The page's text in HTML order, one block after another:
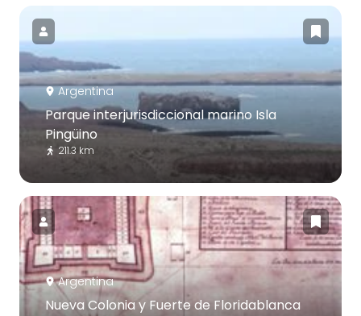
Argentina
Parque interjurisdiccional marino Isla
Pingüino
211.3 km
Argentina
Nueva Colonia y Fuerte de Floridablanca